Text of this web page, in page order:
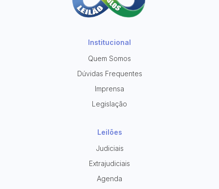
Institucional
Quem Somos
Dúvidas Frequentes
Imprensa
Legislação
Leilões
Judiciais
Extrajudiciais
Agenda